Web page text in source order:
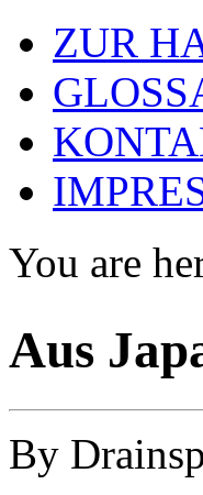
ZUR
You are
Aus
By